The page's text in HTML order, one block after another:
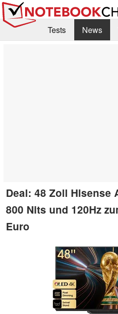
Tests News
Deal: 48 Zoll Hisense
800 Nits und 120Hz
Euro